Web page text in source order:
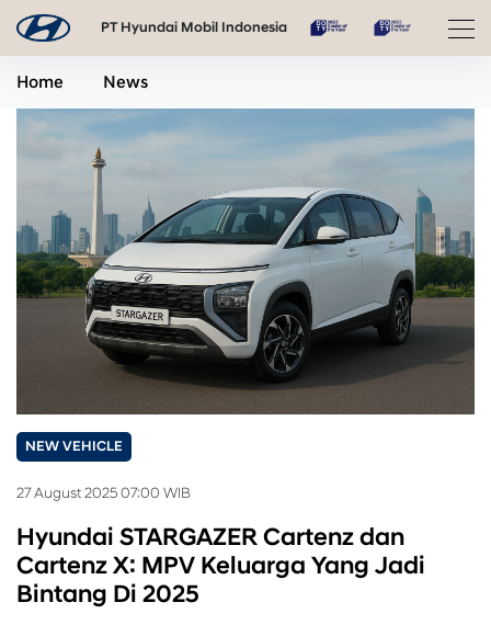
PT Hyundai Mobil Indonesia
Home News
NEW VEHICLE
27 August 2025 07:00 WIB
Hyundai STARGAZER Cartenz dan
Cartenz X: MPV Keluarga Yang Jadi
Bintang Di 2025